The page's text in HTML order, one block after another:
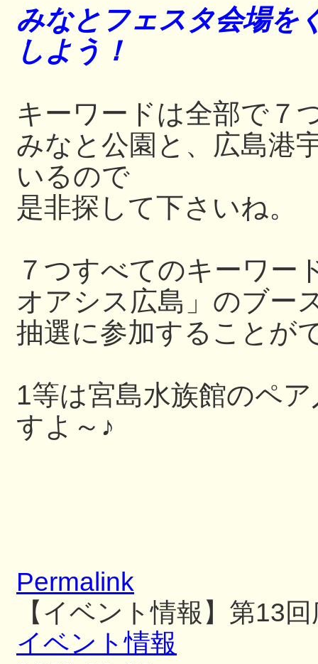
みなとフェスタ会場を
しよう！
キーワードは全部
みなと公園と、広島港
いるので
是非探して下さいね。
７つすべてのキーワー
オアシス広島」のブー
抽選に参加することが
1等は宮島水族館のペ
すよ～♪
Permalink
【イベント情報】第13
イベント情報